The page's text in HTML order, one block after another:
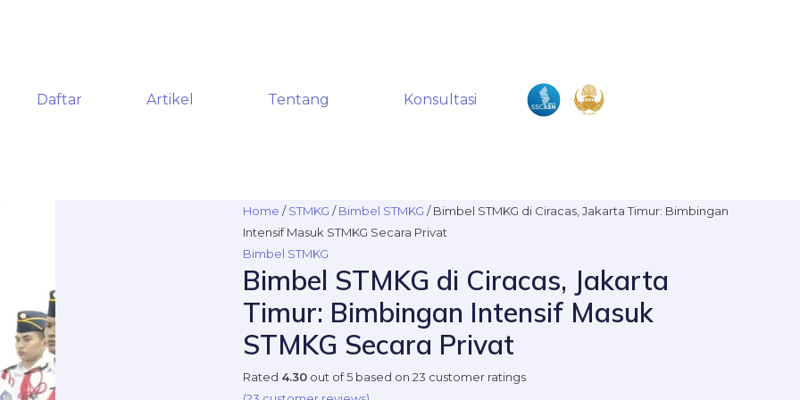
Daftar Artikel Tentang Konsultasi
Home /STMKG /Bimbel STMKG / Bimbel STMKG di Ciracas, Jakarta Timur: Bimbingan
Intensif Masuk STMKG Secara Privat
Bimbel STMKG
Bimbel STMKG di Ciracas, Jakarta
Timur: Bimbingan Intensif Masuk
STMKG Secara Privat
Rated 4.30 out of 5 based on 23 customer ratings
Bimbel
STMKG
di
Ciracas,
Timur:
Bimbingan
Masuk